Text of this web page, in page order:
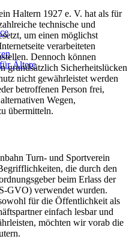
Ältere
Haltern 1927 e. V. hat als für
technische und
um einen möglichst
verarbeiteten
Dennoch können
grundsätzlich Sicherheitslücken
nicht gewährleistet werden
betroffenen Person frei,
Wegen,
übermitteln.
Turn- und Sportverein
die durch den
beim Erlass der
GVO) verwendet wurden.
für die Öffentlichkeit als
einfach lesbar und
möchten wir vorab die